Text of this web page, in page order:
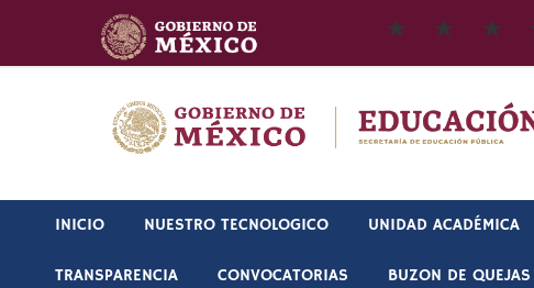
content
INICIO NUESTRO TECNOLOGICO UNIDAD ACADÉMICA
TRANSPARENCIA CONVOCATORIAS BUZON DE